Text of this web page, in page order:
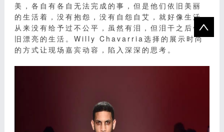
美，各自有各自无法完成的事，但是他们依旧美丽
的生活着，没有抱怨，没有自怨自艾，就好像生活
从来没有给予过不公平，虽然有泪，但泪干之后依
旧漂亮的生活。Willy Chavarria选择的展示时尚
的方式让现场嘉宾动容，陷入深深的思考。